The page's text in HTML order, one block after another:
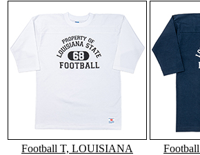
Football T, LOUISIANA